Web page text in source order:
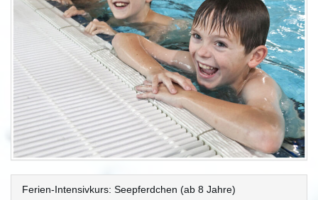
Ferien-Intensivkurs: Seepferdchen (ab 8 Jahre)